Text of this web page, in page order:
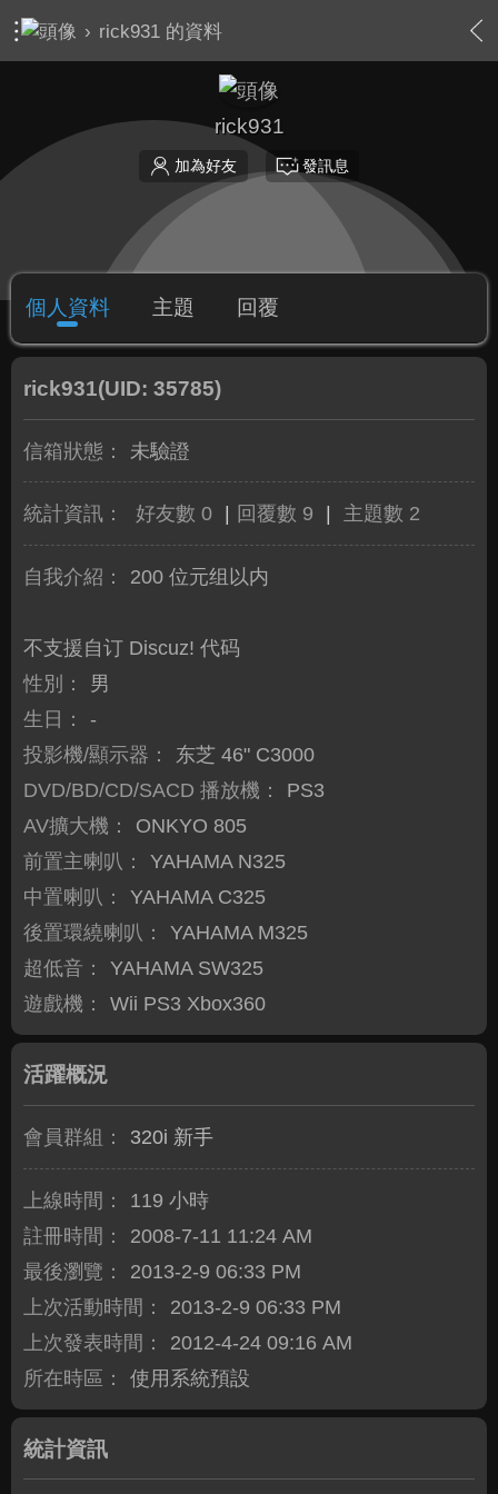
› rick931 的資料
rick931
加為好友 發訊息
個人資料 主題 回覆
rick931(UID: 35785)
信箱狀態： 未驗證
統計資訊： 好友數 0 回覆數 9 主題數 2
自我介紹： 200 位元组以内
不支援自订 Discuz! 代码
性別：
男
生日：
-
投影機/顯示器：
东芝 46" C3000
DVD/BD/CD/SACD 播放機：
PS3
AV擴大機：
ONKYO 805
前置主喇叭：
YAHAMA N325
中置喇叭：
YAHAMA C325
後置環繞喇叭：
YAHAMA M325
超低音：
YAHAMA SW325
遊戲機：
Wii PS3 Xbox360
活躍概況
會員群組： 320i 新手
上線時間：
119 小時
註冊時間：
2008-7-11 11:24 AM
最後瀏覽：
2013-2-9 06:33 PM
上次活動時間：
2013-2-9 06:33 PM
上次發表時間：
2012-4-24 09:16 AM
所在時區：
使用系統預設
統計資訊